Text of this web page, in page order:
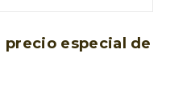
precio especial de